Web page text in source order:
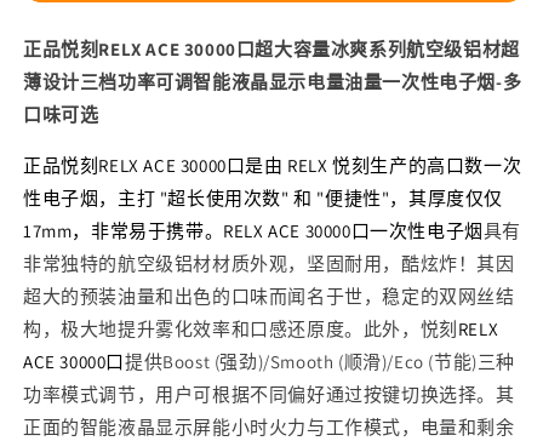
列
航
空
铝
材
超
薄
设
计
三
档
功
列
航
铝
材
超
薄
设
计
三
档
功
正品悦刻RELX ACE 30000口超大容量冰爽系列航空级铝材超
薄设计三档功率可调智能液晶显示电量油量一次性电子烟-多
口味可选
正品悦刻RELX ACE 30000口是由 RELX 悦刻生产的高口数一次
性电子烟，主打 "超长使用次数" 和 "便捷性"，其厚度仅仅
17mm，非常易于携带。RELX ACE 30000口一次性电子烟具有
非常独特的航空级铝材材质外观，坚固耐用，酷炫炸！其因
超大的预装油量和出色的口味而闻名于世，稳定的双网丝结
构，极大地提升雾化效率和口感还原度。此外，悦刻 RELX
ACE 30000口提供Boost (强劲)/Smooth (顺滑)/Eco (节能)三种
功率模式调节， 用户可根据不同偏好通过按键切换选择。其
正面的智能液晶显示屏能小时火力与工作模式，电量和剩余